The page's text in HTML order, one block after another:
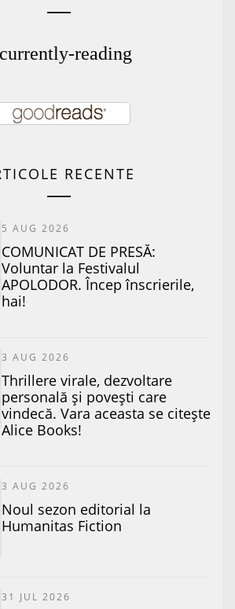
reading
RECENTE
5 AUG 2026
COMUNICAT DE PRESĂ:
Voluntar la Festivalul
APOLODOR. Încep înscrierile,
hai!
3 AUG 2026
Thrillere virale, dezvoltare
personală și povești care
vindecă. Vara aceasta se citește
Alice Books!
3 AUG 2026
​Noul sezon editorial la
Humanitas Fiction
31 JUL 2026